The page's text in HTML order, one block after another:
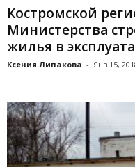
Костромской
Министерства
жилья в
Ксения Липакова - Янв 15,